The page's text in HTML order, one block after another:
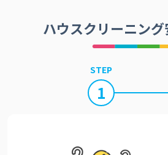
ハウスクリーニン
STEP
1